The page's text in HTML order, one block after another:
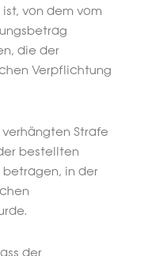
von dem vom
die der
Verpflichtung
Strafe
bestellten
betragen, in der
der